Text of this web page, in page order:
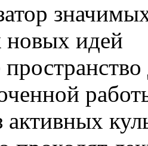
новых идей
активных